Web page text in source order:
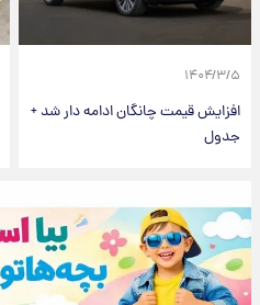
۱۴۰۴/۳/۵
افزایش قیمت چانگان ادامه دار شد +
جدول